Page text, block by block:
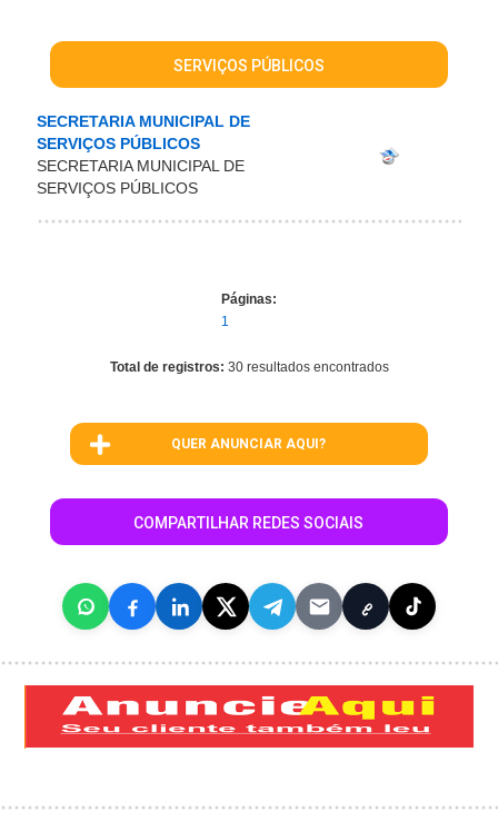
SERVIÇOS PÚBLICOS
SECRETARIA MUNICIPAL DE
SERVIÇOS PÚBLICOS
SECRETARIA MUNICIPAL DE
SERVIÇOS PÚBLICOS
Páginas:
1
Total de registros: 30 resultados encontrados
QUER ANUNCIAR AQUI?
COMPARTILHAR REDES SOCIAIS